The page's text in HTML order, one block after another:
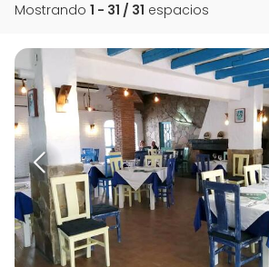
Mostrando 1 - 31 / 31 espacios